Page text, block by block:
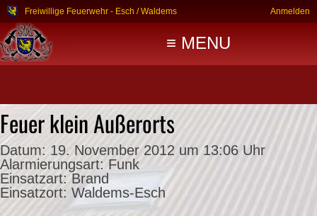
Freiwillige Feuerwehr - Esch / Waldems Anmelden
≡ MENU
Feuer klein Außerorts
Datum: 19. November 2012 um 13:06 Uhr
Alarmierungsart: Funk
Einsatzart: Brand
Einsatzort: Waldems-Esch